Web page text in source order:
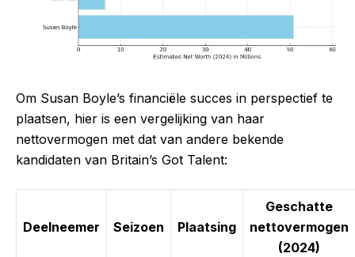
Om Susan Boyle’s financiële succes in perspectief te
plaatsen, hier is een vergelijking van haar
nettovermogen met dat van andere bekende
kandidaten van Britain’s Got Talent:
Deelneemer Seizoen Plaatsing
Geschatte
nettovermogen
(2024)